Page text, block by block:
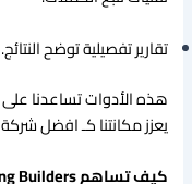
تقارير تفصيلية توضح النتائج.
هذه الأدوات تساعدنا على
يعزز مكانتنا كـ افضل
كيف تساهم Marketing Builders في تعزيز علامتك التجارية؟